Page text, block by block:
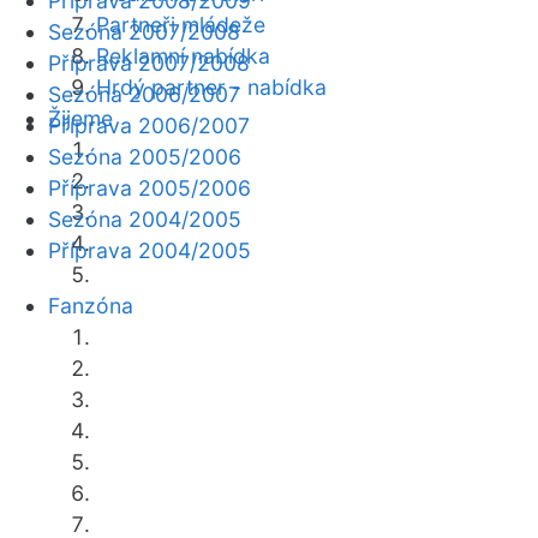
Partneři mládeže
Reklamní nabídka
Hrdý partner - nabídka
Žijeme
Fanzóna
Sezóna 2007/2008
Příprava 2007/2008
Sezóna 2006/2007
Příprava 2006/2007
Sezóna 2005/2006
Příprava 2005/2006
Sezóna 2004/2005
Příprava 2004/2005